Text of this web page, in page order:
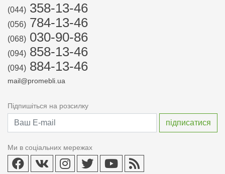
(044) 358-13-46
(056) 784-13-46
(068) 030-90-86
(094) 858-13-46
(094) 884-13-46
mail@promebli.ua
Підпишіться на розсилку
Ми в соціальних мережах